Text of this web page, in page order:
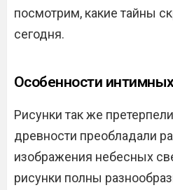
посмотрим, какие тайны
сегодня.
Особенности
Рисунки так же
древности преобладали
изображения небесных
рисунки полны